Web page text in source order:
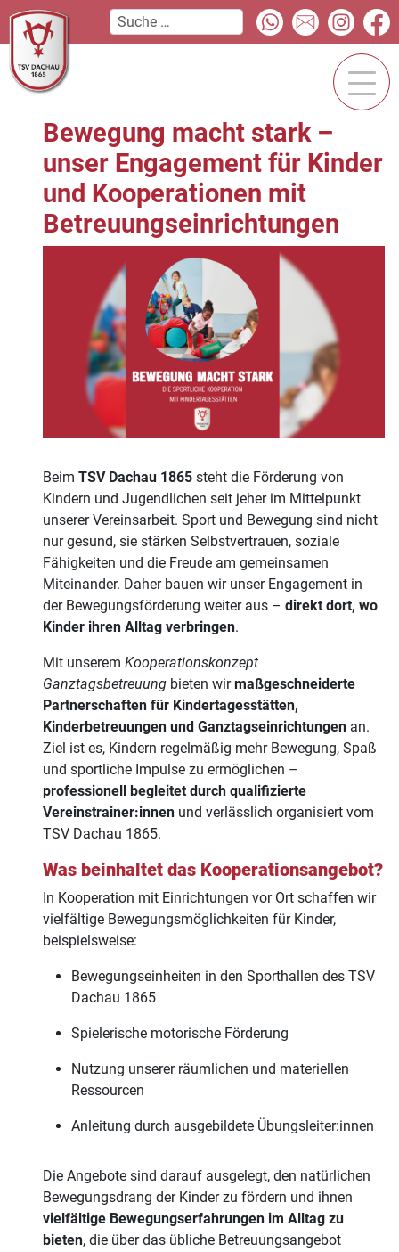
Bewegung macht stark –
unser Engagement für Kinder
und Kooperationen mit
Betreuungseinrichtungen
Beim TSV Dachau 1865 steht die Förderung von
Kindern und Jugendlichen seit jeher im Mittelpunkt
unserer Vereinsarbeit. Sport und Bewegung sind nicht
nur gesund, sie stärken Selbstvertrauen, soziale
Fähigkeiten und die Freude am gemeinsamen
Miteinander. Daher bauen wir unser Engagement in
der Bewegungsförderung weiter aus – direkt dort, wo
Kinder ihren Alltag verbringen.
Mit unserem Kooperationskonzept
Ganztagsbetreuung bieten wirmaßgeschneiderte
Partnerschaften für Kindertagesstätten,
Kinderbetreuungen und Ganztagseinrichtungen an.
Ziel ist es, Kindern regelmäßig mehr Bewegung, Spaß
und sportliche Impulse zu ermöglichen –
professionell begleitet durch qualifizierte
Vereinstrainer:innen und verlässlich organisiert vom
TSV Dachau 1865.
Was beinhaltet das Kooperationsangebot?
In Kooperation mit Einrichtungen vor Ort schaffen wir
vielfältige Bewegungsmöglichkeiten für Kinder,
beispielsweise:
Bewegungseinheiten in den Sporthallen des TSV
Dachau 1865
Spielerische motorische Förderung
Nutzung unserer räumlichen und materiellen
Ressourcen
Anleitung durch ausgebildete Übungsleiter:innen
Die Angebote sind darauf ausgelegt, den natürlichen
Bewegungsdrang der Kinder zu fördern und ihnen
vielfältige Bewegungserfahrungen im Alltag zu
bieten, die über das übliche Betreuungsangebot